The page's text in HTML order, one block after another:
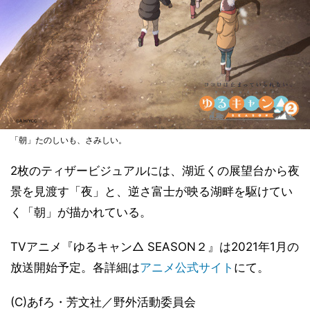
「朝」たのしいも、さみしい。
2枚のティザービジュアルには、湖近くの展望台から夜
景を見渡す「夜」と、逆さ富士が映る湖畔を駆けてい
く「朝」が描かれている。
TVアニメ『ゆるキャン△ SEASON２』は2021年1月の
放送開始予定。各詳細はアニメ公式サイト にて。
(C)あfろ・芳文社／野外活動委員会